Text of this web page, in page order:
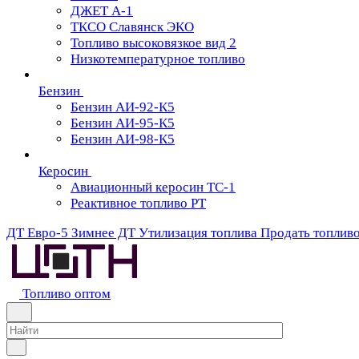
ДЖЕТ А-1
ТКСО Славянск ЭКО
Топливо высоковязкое вид 2
Низкотемпературное топливо
Бензин
Бензин АИ-92-К5
Бензин АИ-95-К5
Бензин АИ-98-К5
Керосин
Авиационный керосин ТС-1
Реактивное топливо РТ
ДТ Евро-5 Зимнее ДТ Утилизация топлива Продать топливо
Топливо оптом